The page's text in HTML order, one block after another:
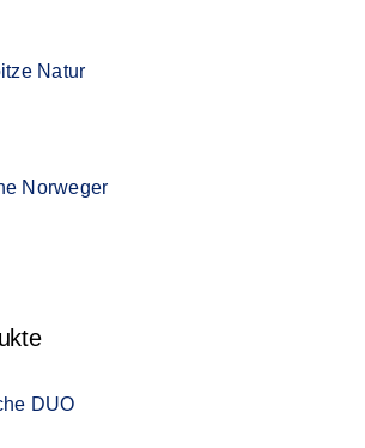
Natur
Norweger
DUO